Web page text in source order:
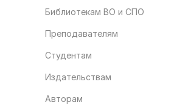
Библиотекам ВО и СПО
Преподавателям
Студентам
Издательствам
Авторам